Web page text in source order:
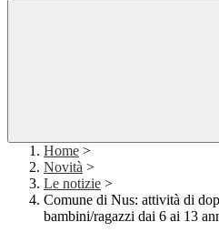
Home >
Novità >
Le notizie >
Comune di Nus: attività di
bambini/ragazzi dai 6 ai 13